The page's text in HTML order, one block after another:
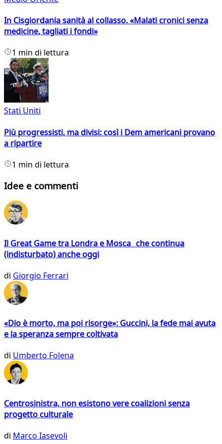
In Cisgiordania sanità al collasso. «Malati cronici senza
medicine, tagliati i fondi»
1 min di lettura
Stati Uniti
Più progressisti, ma divisi: così i Dem americani provano
a ripartire
1 min di lettura
Idee e commenti
Il Great Game tra Londra e Mosca che continua
(indisturbato) anche oggi
di Giorgio Ferrari
«Dio è morto, ma poi risorge»: Guccini, la fede mai avuta
e la speranza sempre coltivata
di Umberto Folena
Centrosinistra, non esistono vere coalizioni senza
progetto culturale
di Marco Iasevoli